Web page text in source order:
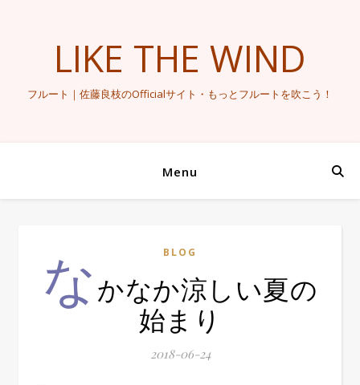
LIKE THE WIND
フルート｜佐藤良枝のOfficialサイト・もっとフルートを吹こう！
Menu
BLOG
なかなか涼しい夏の
始まり
2018-06-24